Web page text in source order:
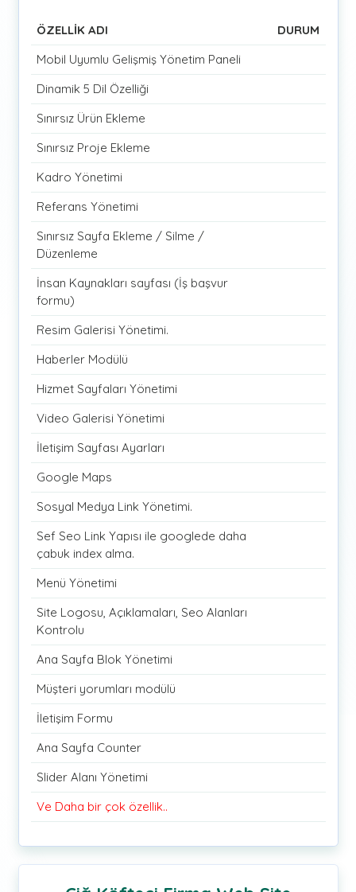
ÖZELLİK ADI
DURUM
Mobil Uyumlu Gelişmiş Yönetim Paneli
Dinamik 5 Dil Özelliği
Sınırsız Ürün Ekleme
Sınırsız Proje Ekleme
Kadro Yönetimi
Referans Yönetimi
Sınırsız Sayfa Ekleme / Silme /
Düzenleme
İnsan Kaynakları sayfası (İş başvur
formu)
Resim Galerisi Yönetimi.
Haberler Modülü
Hizmet Sayfaları Yönetimi
Video Galerisi Yönetimi
İletişim Sayfası Ayarları
Google Maps
Sosyal Medya Link Yönetimi.
Sef Seo Link Yapısı ile googlede daha
çabuk index alma.
Menü Yönetimi
Site Logosu, Açıklamaları, Seo Alanları
Kontrolu
Ana Sayfa Blok Yönetimi
Müşteri yorumları modülü
İletişim Formu
Ana Sayfa Counter
Slider Alanı Yönetimi
Ve Daha bir çok özellik..